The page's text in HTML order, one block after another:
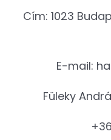
Cím: 1023
E-mail:
Füleky